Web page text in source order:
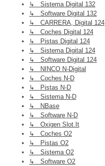
↳ Sistema Digital 132
↳ Software Digital 132
↳ CARRERA, Digital 124
↳ Coches Digital 124
↳ Pistas Digital 124
↳ Sistema Digital 124
↳ Software Digital 124
↳ NINCO N-Digital
↳ Coches N-D
↳ Pistas N-D
↳ Sistema N-D
↳ NBase
↳ Software N-D
↳ Oxigen Slot.it
↳ Coches O2
↳ Pistas O2
↳ Sistema O2
↳ Software O2